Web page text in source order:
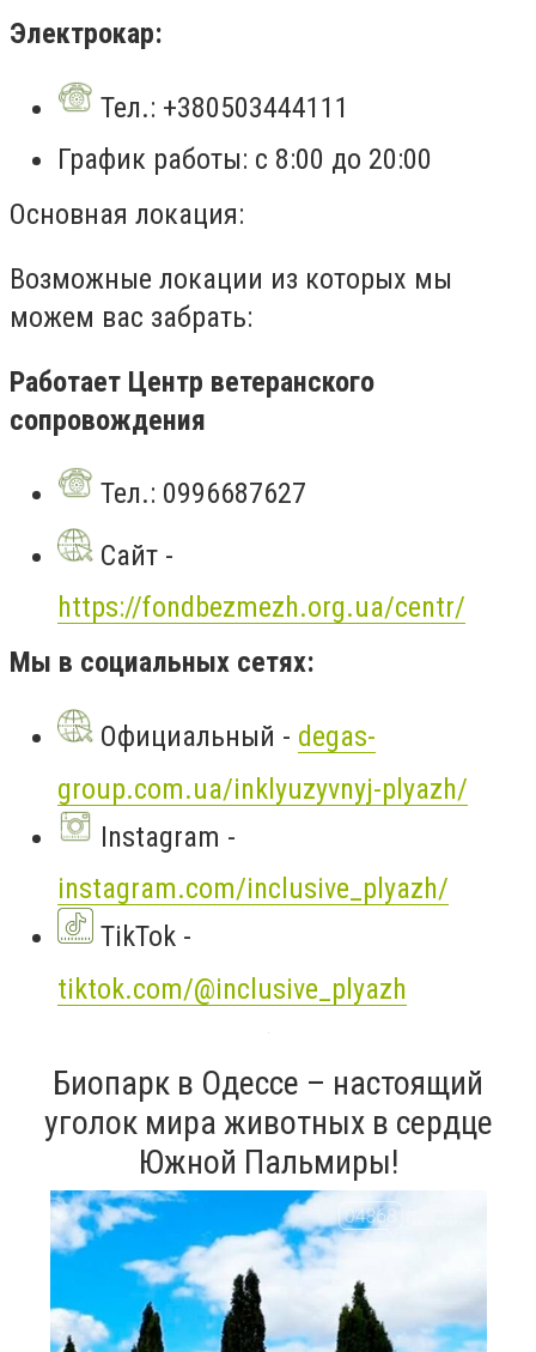
Электрокар:
Тел.: +380503444111
График работы: с 8:00 до 20:00
Основная локация:
Возможные локации из которых мы
можем вас забрать:
Работает Центр ветеранского
сопровождения
Тел.: 0996687627
Сайт -
https://fondbezmezh.org.ua/centr/
Мы в социальных сетях:
Официальный - degas-
group.com.ua/inklyuzyvnyj-plyazh/
Instagram -
instagram.com/inclusive_plyazh/
TikTok -
tiktok.com/@inclusive_plyazh
Биопарк в Одессе – настоящий
уголок мира животных в сердце
Южной Пальмиры!